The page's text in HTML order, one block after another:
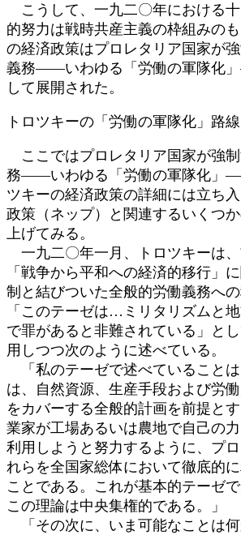
こうして、一九二〇年における
的努力は戦時共産主義の枠組みの
の経済政策はプロレタリア国家が
義務――いわゆる「労働の軍隊化
して展開された。
トロツキーの「労働の軍隊化」路線
ここではプロレタリア国家が強
務――いわゆる「労働の軍隊化」
ツキーの経済政策の詳細には立ち
政策（ネップ）と関連するいくつ
上げてみる。
一九二〇年一月、トロツキーは
「戦争から平和への経済的移行」
制と結びついた全般的労働義務への
「このテーゼは…ミリタリズムと
で罪があると非難されている」とし
用しつつ次のように述べている。
「私のテーゼで述べていること
は、自然資源、生産手段および労
をカバーする全般的計画を前提と
業家が工場あるいは農地で自己の
利用しようと努力するように、プ
れらを全国家総体において徹底的
ことである。これが基本的テーゼで
この理論は中央集権的である。」
「その次に、いま可能なことは